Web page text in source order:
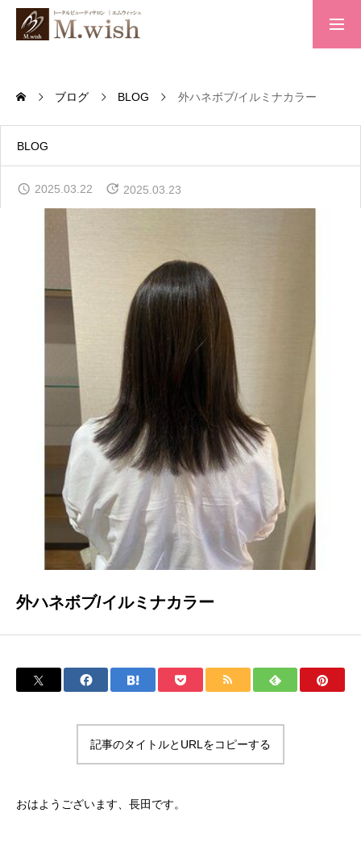
求人案内
会社概要
お問い合わせ
プライバシーポリシー
ブログ BLOG 外ハネボブ/イルミナカラー
BLOG
2025.03.22 2025.03.23
外ハネボブ/イルミナカラー
記事のタイトルとURLをコピーする
おはようございます、長田です。